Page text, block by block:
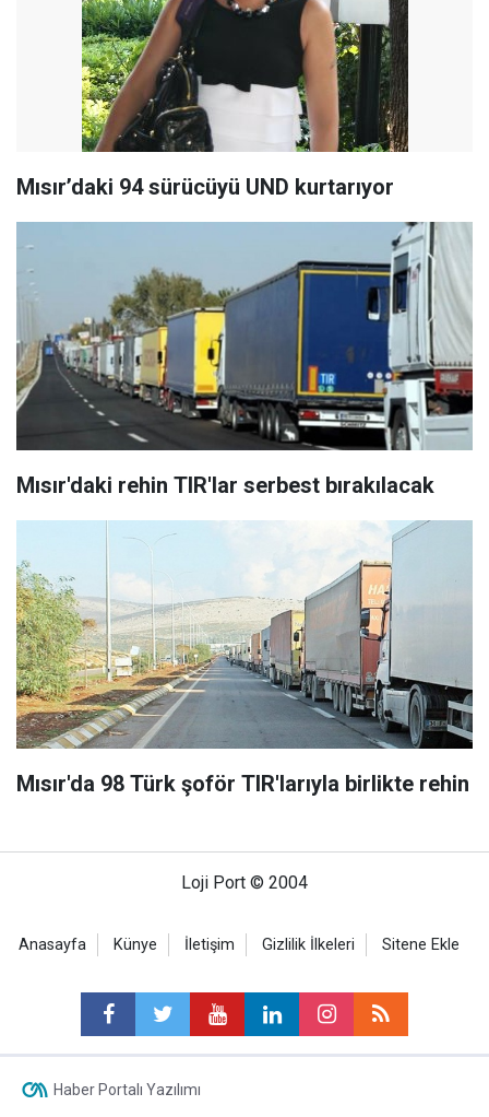
Mısır’daki 94 sürücüyü UND kurtarıyor
Mısır'daki rehin TIR'lar serbest bırakılacak
Mısır'da 98 Türk şoför TIR'larıyla birlikte rehin
Loji Port © 2004
Anasayfa Künye İletişim Gizlilik İlkeleri Sitene Ekle
Haber Portalı Yazılımı